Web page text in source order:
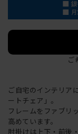
ご
ご自宅のインテリア
ートチェア」。
フレームをファブリ
高めています。
肘掛けは上下・前後